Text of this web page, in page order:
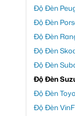
Độ Đèn
Độ Đèn
Độ Đèn
Độ Đèn
Độ Đèn
Độ Đèn
Độ Đèn
Độ Đèn